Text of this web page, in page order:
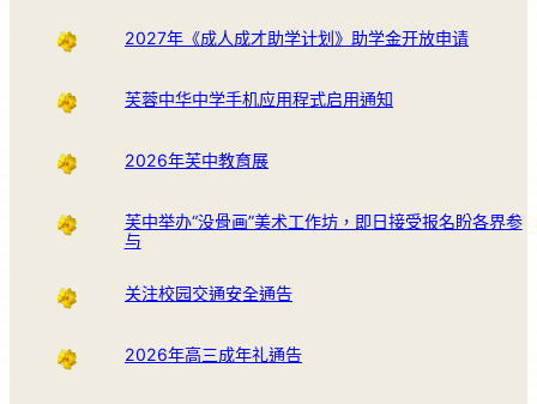
2027年《成人成才助学计划》助学金开放申请
芙蓉中华中学手机应用程式启用通知
2026年芙中教育展
芙中举办“没骨画”美术工作坊，即日接受报名盼各界参
与
关注校园交通安全通告
2026年高三成年礼通告